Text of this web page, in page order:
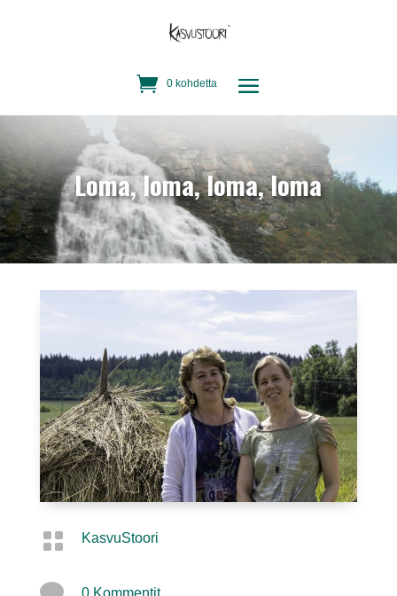
0 kohdetta
Loma, loma, loma, loma
 KasvuStoori